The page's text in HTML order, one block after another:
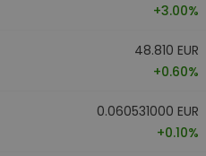
+3.00%
48.810 EUR
+0.60%
0.060531000 EUR
+0.10%